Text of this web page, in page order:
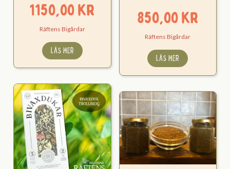
1150,00kr
Räftens Bigårdar
LÄS MER
850,00kr
Räftens Bigårdar
LÄS MER